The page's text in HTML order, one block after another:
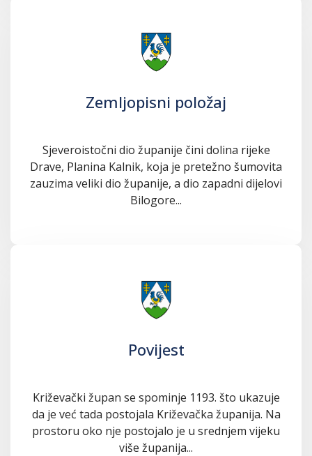
Zemljopisni položaj
Sjeveroistočni dio županije čini dolina rijeke
Drave, Planina Kalnik, koja je pretežno šumovita
zauzima veliki dio županije, a dio zapadni dijelovi
Bilogore...
Povijest
Križevački župan se spominje 1193. što ukazuje
da je već tada postojala Križevačka županija. Na
prostoru oko nje postojalo je u srednjem vijeku
više županija...